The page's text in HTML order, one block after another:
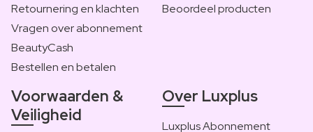
Retournering en klachten
Vragen over abonnement
BeautyCash
Bestellen en betalen
Beoordeel producten
Voorwaarden &
Veiligheid
Over Luxplus
Luxplus Abonnement